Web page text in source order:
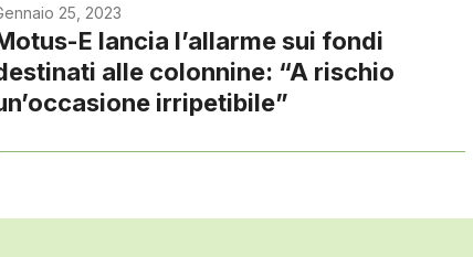
25, 2023
E lancia l’allarme sui fondi
alle colonnine: “A rischio
irripetibile”